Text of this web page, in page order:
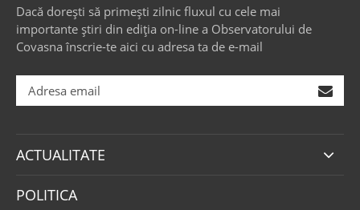
Dacă dorești să primești zilnic fluxul cu cele mai
importante știri din ediția on-line a Observatorului de
Covasna înscrie-te aici cu adresa ta de e-mail
ACTUALITATE
POLITICA